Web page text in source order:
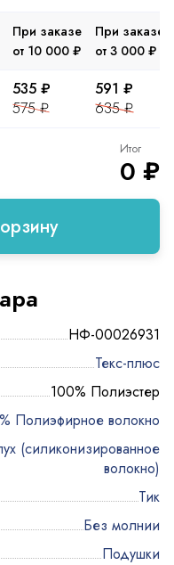
При заказе
от 10 000 ₽
При заказе
от 3 000 ₽
535 ₽
575 ₽
591 ₽
635 ₽
Итог
0 ₽
НФ-00026931
Текс-плюс
100% Полиэстер
Полиэфирное волокно
(силиконизированное
волокно)
Тик
Без молнии
Подушки